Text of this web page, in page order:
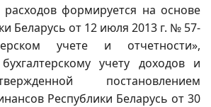
формируется на основе
Беларусь от 12 июля 2013 г. № 57-
учете и отчетности»,
учету доходов и
постановлением
Республики Беларусь от 30